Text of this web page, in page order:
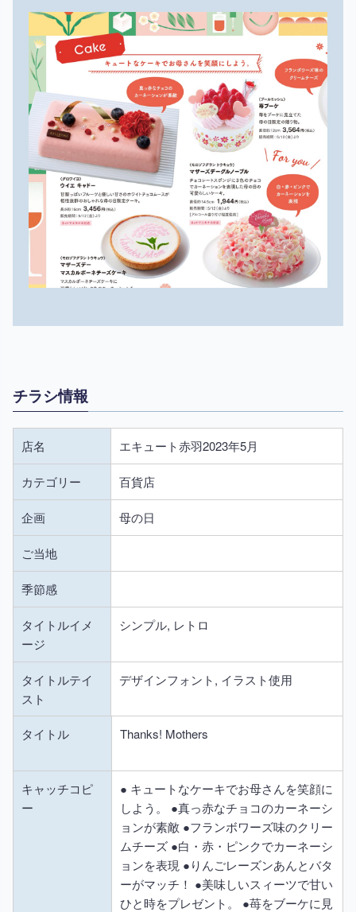
チラシ情報
店名 エキュート赤羽2023年5月
カテゴリー 百貨店
企画 母の日
ご当地
季節感
タイトルイメ
ージ
シンプル, レトロ
タイトルテイ
スト
デザインフォント, イラスト使用
タイトル Thanks! Mothers
キャッチコピ
ー
● キュートなケーキでお母さんを笑顔に
しよう。 ●真っ赤なチョコのカーネーシ
ョンが素敵 ●フランボワーズ味のクリー
ムチーズ ●白・赤・ピンクでカーネーシ
ョンを表現 ●りんごレーズンあんとバタ
ーがマッチ！ ●美味しいスィーツで甘い
ひと時をプレゼント。 ●苺をブーケに見